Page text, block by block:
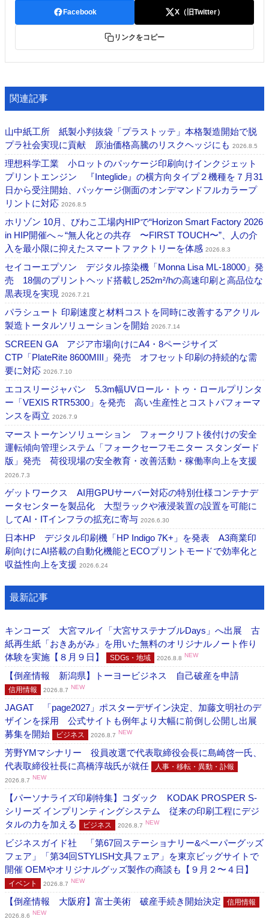
Facebook X（旧Twitter）
リンクをコピー
関連記事
山中紙工所 紙製小判抜袋「プラストッテ」本格製造開始で脱
プラ社会実現に貢献 原油価格高騰のリスクヘッジにも 2026.8.5
理想科学工業 小ロットのパッケージ印刷向けインクジェット
プリントエンジン 『Integlide』の横方向タイプ２機種を７月31
日から受注開始、パッケージ側面のオンデマンドフルカラープ
リントに対応 2026.8.5
ホリゾン 10月、びわこ工場内HIPで“Horizon Smart Factory 2026
in HIP開催へ～“無人化との共存 〜FIRST TOUCH〜”、人の介
入を最小限に抑えたスマートファクトリーを体感 2026.8.3
セイコーエプソン デジタル捺染機「Monna Lisa ML-18000」発
売 18個のプリントヘッド搭載し252m²/hの高速印刷と高品位な
黒表現を実現 2026.7.21
パラシュート 印刷速度と材料コストを同時に改善するアクリル
製造トータルソリューションを開始 2026.7.14
SCREEN GA アジア市場向けにA4・8ページサイズ
CTP「PlateRite 8600MIII」発売 オフセット印刷の持続的な需
要に対応 2026.7.10
エコスリージャパン 5.3m幅UVロール・トゥ・ロールプリンタ
ー「VEXIS RTR5300」を発売 高い生産性とコストパフォーマ
ンスを両立 2026.7.9
マーストーケンソリューション フォークリフト後付けの安全
運転傾向管理システム「フォークセーフモニター スタンダード
版」発売 荷役現場の安全教育・改善活動・稼働率向上を支援
2026.7.3
ゲットワークス AI用GPUサーバー対応の特別仕様コンテナデ
ータセンターを製品化 大型ラックや液浸装置の設置を可能に
してAI・ITインフラの拡充に寄与 2026.6.30
日本HP デジタル印刷機「HP Indigo 7K+」を発表 A3商業印
刷向けにAI搭載の自動化機能とECOプリントモードで効率化と
収益性向上を支援 2026.6.24
最新記事
キンコーズ 大宮マルイ「大宮サステナブルDays」へ出展 古
紙再生紙「おきあがみ」を用いた無料のオリジナルノート作り
体験を実施【８月９日】
SDGs・地域 2026.8.8 NEW
【倒産情報 新潟県】トーヨービジネス 自己破産を申請
信用情報 2026.8.7 NEW
JAGAT 「page2027」ポスターデザイン決定、加藤文明社のデ
ザインを採用 公式サイトも例年より大幅に前倒し公開し出展
募集を開始
ビジネス 2026.8.7 NEW
芳野YMマシナリー 役員改選で代表取締役会長に島崎啓一氏、
代表取締役社長に髙橋淳哉氏が就任
人事・移転・異動・訃報
2026.8.7 NEW
【パーソナライズ印刷特集】コダック KODAK PROSPER S-
シリーズ インプリンティングシステム 従来の印刷工程にデジ
タルの力を加える
ビジネス 2026.8.7 NEW
ビジネスガイド社 「第67回ステーショナリー&ペーパーグッズ
フェア」「第34回STYLISH文具フェア」を東京ビッグサイトで
開催 OEMやオリジナルグッズ製作の商談も【９月２〜４日】
イベント 2026.8.7 NEW
【倒産情報 大阪府】富士美術 破産手続き開始決定 信用情報
2026.8.6 NEW